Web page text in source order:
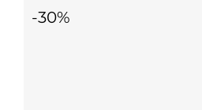
-30%